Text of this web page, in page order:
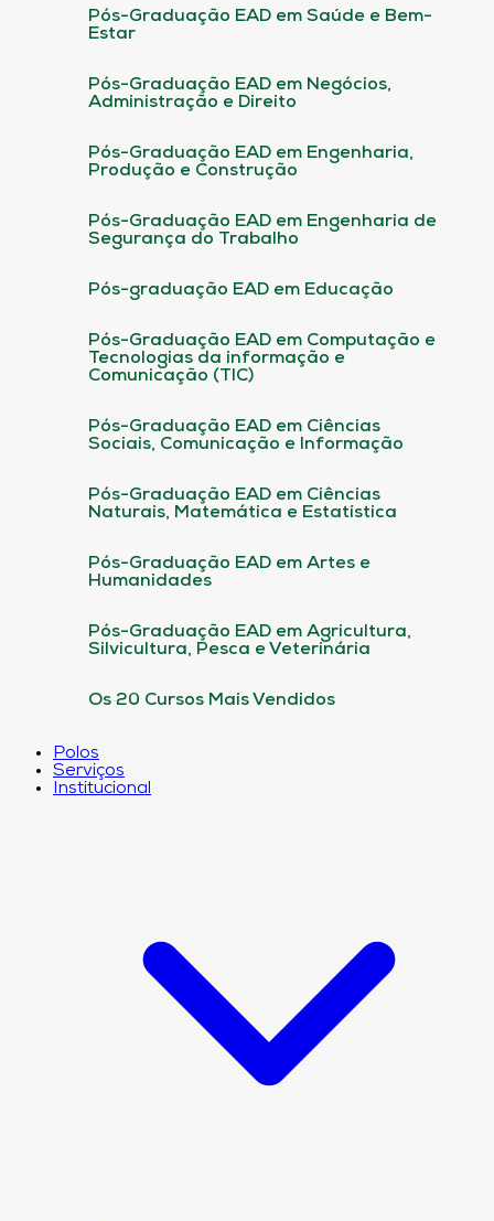
Pós-Graduação EAD em Saúde e Bem-
Estar
Pós-Graduação EAD em Negócios,
Administração e Direito
Pós-Graduação EAD em Engenharia,
Produção e Construção
Pós-Graduação EAD em Engenharia de
Segurança do Trabalho
Pós-graduação EAD em Educação
Pós-Graduação EAD em Computação e
Tecnologias da informação e
Comunicação (TIC)
Pós-Graduação EAD em Ciências
Sociais, Comunicação e Informação
Pós-Graduação EAD em Ciências
Naturais, Matemática e Estatística
Pós-Graduação EAD em Artes e
Humanidades
Pós-Graduação EAD em Agricultura,
Silvicultura, Pesca e Veterinária
Os 20 Cursos Mais Vendidos
Polos
Serviços
Institucional